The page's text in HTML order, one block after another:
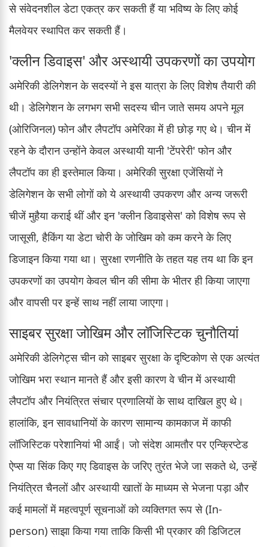
से संवेदनशील डेटा एकत्र कर सकती हैं या भविष्य के लिए कोई
मैलवेयर स्थापित कर सकती हैं।
'क्लीन डिवाइस' और अस्थायी उपकरणों का उपयोग
अमेरिकी डेलिगेशन के सदस्यों ने इस यात्रा के लिए विशेष तैयारी की
थी। डेलिगेशन के लगभग सभी सदस्य चीन जाते समय अपने मूल
(ओरिजिनल) फोन और लैपटॉप अमेरिका में ही छोड़ गए थे। चीन में
रहने के दौरान उन्होंने केवल अस्थायी यानी 'टेंपरेरी' फोन और
लैपटॉप का ही इस्तेमाल किया। अमेरिकी सुरक्षा एजेंसियों ने
डेलिगेशन के सभी लोगों को ये अस्थायी उपकरण और अन्य जरूरी
चीजें मुहैया कराई थीं और इन 'क्लीन डिवाइसेस' को विशेष रूप से
जासूसी, हैकिंग या डेटा चोरी के जोखिम को कम करने के लिए
डिजाइन किया गया था। सुरक्षा रणनीति के तहत यह तय था कि इन
उपकरणों का उपयोग केवल चीन की सीमा के भीतर ही किया जाएगा
और वापसी पर इन्हें साथ नहीं लाया जाएगा।
साइबर सुरक्षा जोखिम और लॉजिस्टिक चुनौतियां
अमेरिकी डेलिगेट्स चीन को साइबर सुरक्षा के दृष्टिकोण से एक अत्यंत
जोखिम भरा स्थान मानते हैं और इसी कारण वे चीन में अस्थायी
लैपटॉप और नियंत्रित संचार प्रणालियों के साथ दाखिल हुए थे।
हालांकि, इन सावधानियों के कारण सामान्य कामकाज में काफी
लॉजिस्टिक परेशानियां भी आईं। जो संदेश आमतौर पर एन्क्रिप्टेड
ऐप्स या सिंक किए गए डिवाइस के जरिए तुरंत भेजे जा सकते थे, उन्हें
नियंत्रित चैनलों और अस्थायी खातों के माध्यम से भेजना पड़ा और
कई मामलों में महत्वपूर्ण सूचनाओं को व्यक्तिगत रूप से (In-
person) साझा किया गया ताकि किसी भी प्रकार की डिजिटल